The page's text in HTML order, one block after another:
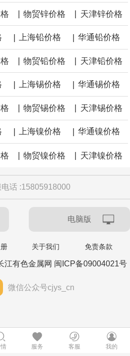
| 物贸锌价格 | 天津锌价格
| 上海铅价格 | 华通铅价格
物贸铅价格 天津铅价格
| 上海锡价格 | 华通锡价格
物贸锡价格 天津锡价格
| 上海镍价格 | 华通镍价格
| 物贸镍价格 | 天津镍价格
电话 :15805918000
电脑版
关于我们 免责条款
江有色金属网 闽ICP备09004021号
微信公众号cjys_cn
服务 客服 我的